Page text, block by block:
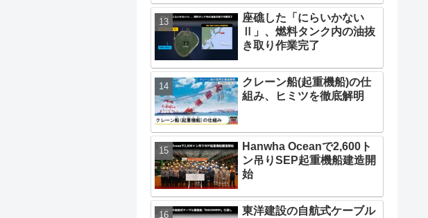
座礁した「にらいかない
Ⅱ」、燃料タンク内の油抜
き取り作業完了
クレーン船(起重機船)の仕
組み、ヒミツを徹底解明
Hanwha Oceanで2,600ト
ン吊りSEP起重機船建造開
始
東洋建設の自航式ケーブル